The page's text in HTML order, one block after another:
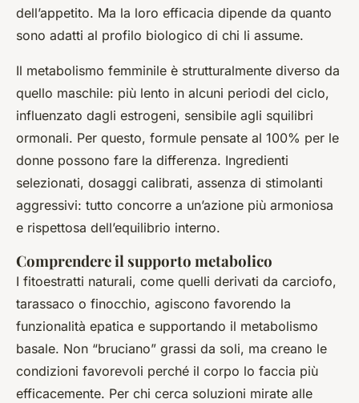
dell’appetito. Ma la loro efficacia dipende da quanto
sono adatti al profilo biologico di chi li assume.
Il metabolismo femminile è strutturalmente diverso da
quello maschile: più lento in alcuni periodi del ciclo,
influenzato dagli estrogeni, sensibile agli squilibri
ormonali. Per questo, formule pensate al 100% per le
donne possono fare la differenza. Ingredienti
selezionati, dosaggi calibrati, assenza di stimolanti
aggressivi: tutto concorre a un’azione più armoniosa
e rispettosa dell’equilibrio interno.
Comprendere il supporto metabolico
I fitoestratti naturali, come quelli derivati da carciofo,
tarassaco o finocchio, agiscono favorendo la
funzionalità epatica e supportando il metabolismo
basale. Non “bruciano” grassi da soli, ma creano le
condizioni favorevoli perché il corpo lo faccia più
efficacemente. Per chi cerca soluzioni mirate alle